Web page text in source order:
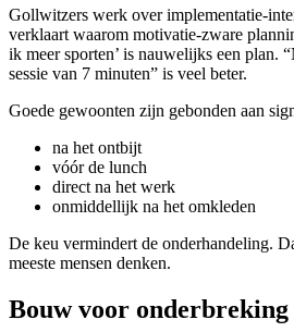
Gollwitzers werk over implementatie-
verklaart waarom motivatie-zware
ik meer sporten’ is nauwelijks een plan.
sessie van 7 minuten” is veel beter.
Goede gewoonten zijn gebonden aan
na het ontbijt
vóór de lunch
direct na het werk
onmiddellijk na het omkleden
De keu vermindert de onderhandeling.
meeste mensen denken.
Bouw voor onderbreking